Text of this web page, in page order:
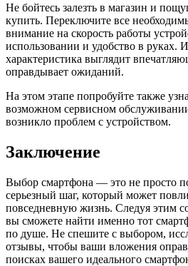
Не бойтесь залезть в магазин и
купить. Переключите все
внимание на скорость работы
использовании и удобство в руках.
характеристика выглядит
оправдывает ожиданий.
На этом этапе попробуйте также
возможном сервисном
возникло проблем с устройством.
Заключение
Выбор смартфона — это не просто
серьезный шаг, который может
повседневную жизнь. Следуя этим
вы сможете найти именно тот
по душе. Не спешите с выбором,
отзывы, чтобы ваши вложения
поисках вашего идеального